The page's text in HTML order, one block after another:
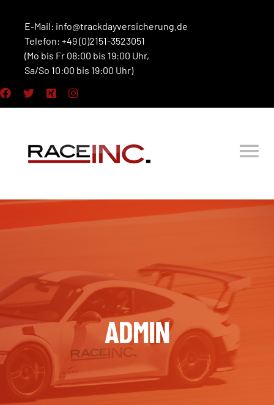
Inhalt
springen
E-Mail: info@trackdayversicherung.de
Telefon: +49 (0)2151-3523051
(Mo bis Fr 08:00 bis 19:00 Uhr,
Sa/So 10:00 bis 19:00 Uhr)
DOWNLOADCENTER
PARTNER
ÜBER UNS
SCHADEN MELDEN
ADMIN